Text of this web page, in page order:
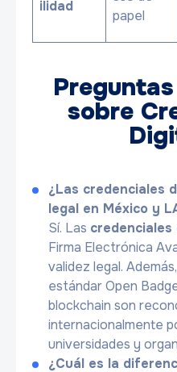
ilidad
papel
sobre
¿Las credenciales
legal en México y
Sí. Las credenciales
Firma Electrónica
validez legal.
estándar Open
blockchain son
internacionalmente
universidades y
¿Cuál es la